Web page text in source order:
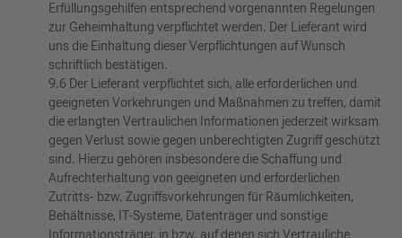
Erfüllungsgehilfen entsprechend vorgenannten Regelungen
zur Geheimhaltung verpflichtet werden. Der Lieferant wird
uns die Einhaltung dieser Verpflichtungen auf Wunsch
schriftlich bestätigen.
9.6 Der Lieferant verpflichtet sich, alle erforderlichen und
geeigneten Vorkehrungen und Maßnahmen zu treffen, damit
die erlangten Vertraulichen Informationen jederzeit wirksam
gegen Verlust sowie gegen unberechtigten Zugriff geschützt
sind. Hierzu gehören insbesondere die Schaffung und
Aufrechterhaltung von geeigneten und erforderlichen
Zutritts- bzw. Zugriffsvorkehrungen für Räumlichkeiten,
Behältnisse, IT-Systeme, Datenträger und sonstige
Informationsträger, in bzw. auf denen sich Vertrauliche